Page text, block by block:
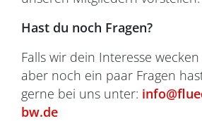
Hast du noch Fragen?
Falls wir dein Interesse
aber noch ein paar Fragen
gerne bei uns unter:
bw.de